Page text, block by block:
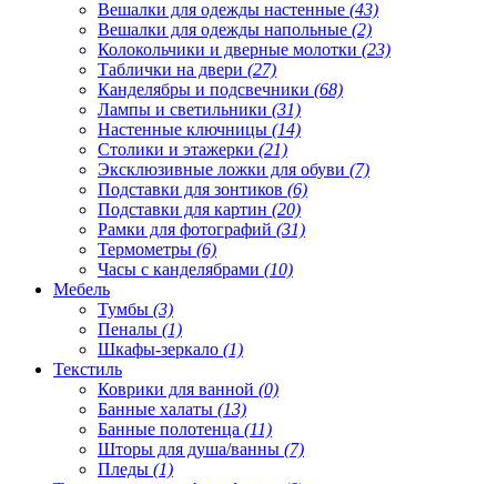
Вешалки для одежды настенные (43)
Вешалки для одежды напольные (2)
Колокольчики и дверные молотки (23)
Таблички на двери (27)
Канделябры и подсвечники (68)
Лампы и светильники (31)
Настенные ключницы (14)
Столики и этажерки (21)
Эксклюзивные ложки для обуви (7)
Подставки для зонтиков (6)
Подставки для картин (20)
Рамки для фотографий (31)
Термометры (6)
Часы с канделябрами (10)
Мебель
Тумбы (3)
Пеналы (1)
Шкафы-зеркало (1)
Текстиль
Коврики для ванной (0)
Банные халаты (13)
Банные полотенца (11)
Шторы для душа/ванны (7)
Пледы (1)